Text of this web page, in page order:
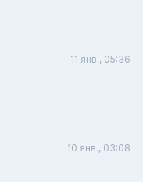
11 янв., 05:36
10 янв., 03:08